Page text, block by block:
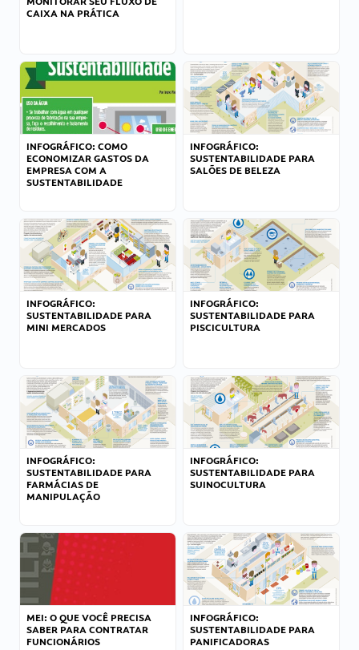
CAIXA NA PRÁTICA
INFOGRÁFICO: COMO
ECONOMIZAR GASTOS DA
EMPRESA COM A
SUSTENTABILIDADE
INFOGRÁFICO:
SUSTENTABILIDADE PARA
SALÕES DE BELEZA
INFOGRÁFICO:
SUSTENTABILIDADE PARA
MINI MERCADOS
INFOGRÁFICO:
SUSTENTABILIDADE PARA
PISCICULTURA
INFOGRÁFICO:
SUSTENTABILIDADE PARA
FARMÁCIAS DE
MANIPULAÇÃO
INFOGRÁFICO:
SUSTENTABILIDADE PARA
SUINOCULTURA
MEI: O QUE VOCÊ PRECISA
SABER PARA CONTRATAR
FUNCIONÁRIOS
INFOGRÁFICO:
SUSTENTABILIDADE PARA
PANIFICADORAS